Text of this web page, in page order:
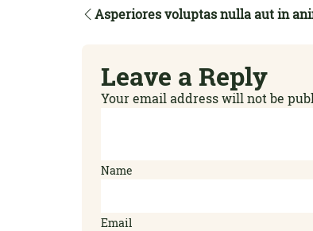
Asperiores voluptas nulla aut in
Leave a Reply
Your email address will not be
Name
Email